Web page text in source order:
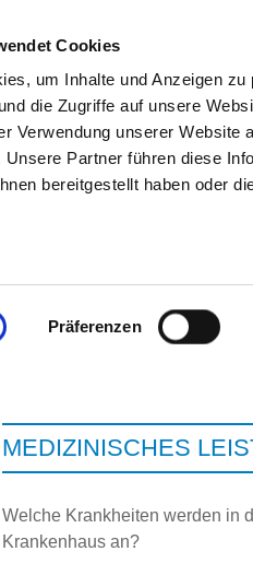
Cookies
um Inhalte und Anzeigen
die Zugriffe auf unsere
Verwendung unserer Website
Unsere Partner führen diese
bereitgestellt haben oder
Präferenzen
SUCHEN
MEDIZINISCHES
Welche Krankheiten werden in
Krankenhaus an?